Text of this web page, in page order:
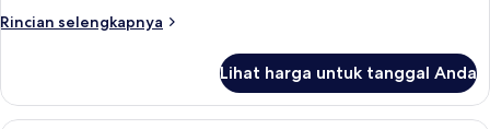
Rincian selengkapnya
Rincian
Kamar
Double
Lihat harga untuk tanggal Anda